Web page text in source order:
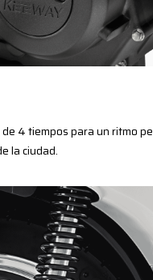
4 tiempos para un ritmo
la ciudad.